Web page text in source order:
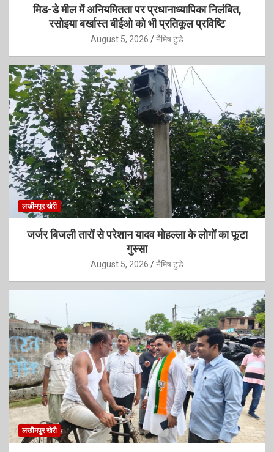
मिड-डे मील में अनियमितता पर प्रधानाध्यापिका निलंबित,
रसोइया बर्खास्त बीईओ को भी प्रतिकूल प्रविष्टि
August 5, 2026 नैमिष टुडे
लखीमपुर खेरी
जर्जर बिजली तारों से परेशान यादव मोहल्ला के लोगों का फूटा
गुस्सा
August 5, 2026 नैमिष टुडे
लखीमपुर खेरी